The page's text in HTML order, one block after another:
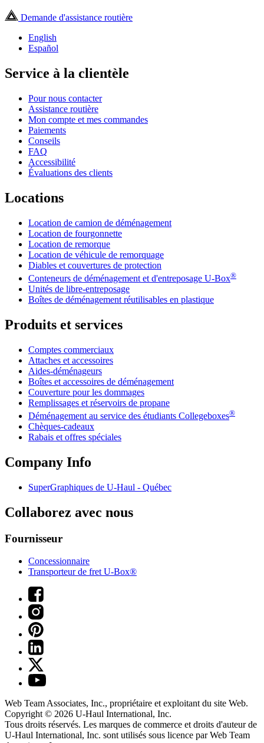
Demande d'assistance routière
English
Español
Service à la clientèle
Pour nous contacter
Assistance routière
Mon compte et mes commandes
Paiements
Conseils
FAQ
Accessibilité
Évaluations des clients
Locations
Location de camion de déménagement
Location de fourgonnette
Location de remorque
Location de véhicule de remorquage
Diables et couvertures de protection
Conteneurs de déménagement et d'entreposage U-Box®
Unités de libre-entreposage
Boîtes de déménagement réutilisables en plastique
Produits et services
Comptes commerciaux
Attaches et accessoires
Aides-déménageurs
Boîtes et accessoires de déménagement
Couverture pour les dommages
Remplissages et réservoirs de propane
Déménagement au service des étudiants Collegeboxes®
Chèques-cadeaux
Rabais et offres spéciales
Company Info
SuperGraphiques de U-Haul - Québec
Collaborez avec nous
Fournisseur
Concessionnaire
Transporteur de fret U-Box®
Web Team Associates, Inc., propriétaire et exploitant du site Web.
Copyright © 2026 U-Haul International, Inc.
Tous droits réservés. Les marques de commerce et droits d'auteur de
U-Haul International, Inc. sont utilisés sous licence par Web Team